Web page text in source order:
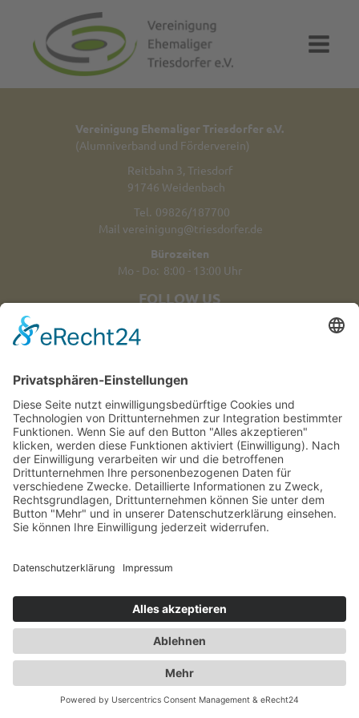
Vereinigung Ehemaliger Triesdorfer e.V.
(Alumniverband und Förderverein)
Reitbahn 3, Triesdorf
91746 Weidenbach
Tel. 09826/187700
Mail vereinigung@triesdorfer.de
Bürozeiten
Mo - Do: 8:00 - 13:00 Uhr
FOLLOW US
KONTAKT | IMPRESSUM